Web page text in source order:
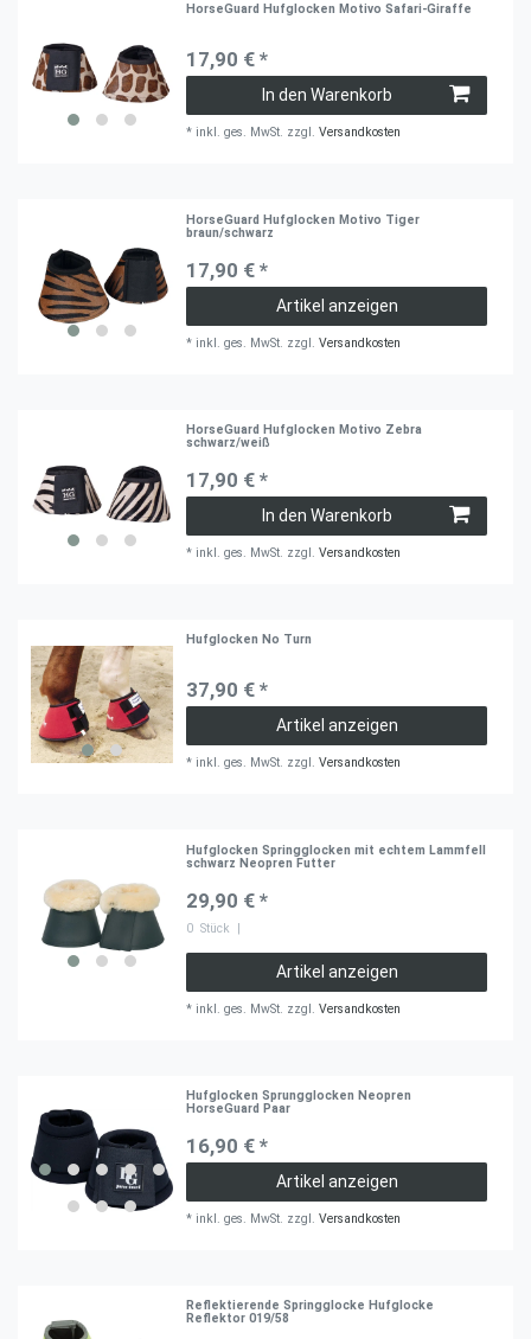
HorseGuard Hufglocken Motivo Safari-Giraffe
17,90 € *
In den Warenkorb
* inkl. ges. MwSt. zzgl.Versandkosten
HorseGuard Hufglocken Motivo Tiger
braun/schwarz
17,90 € *
Artikel anzeigen
* inkl. ges. MwSt. zzgl.Versandkosten
HorseGuard Hufglocken Motivo Zebra
schwarz/weiß
17,90 € *
In den Warenkorb
* inkl. ges. MwSt. zzgl.Versandkosten
Hufglocken No Turn
37,90 € *
Artikel anzeigen
* inkl. ges. MwSt. zzgl.Versandkosten
Hufglocken Springglocken mit echtem Lammfell
schwarz Neopren Futter
29,90 € *
0 Stück |
Artikel anzeigen
* inkl. ges. MwSt. zzgl.Versandkosten
Hufglocken Sprungglocken Neopren
HorseGuard Paar
16,90 € *
Artikel anzeigen
* inkl. ges. MwSt. zzgl.Versandkosten
Reflektierende Springglocke Hufglocke
Reflektor 019/58